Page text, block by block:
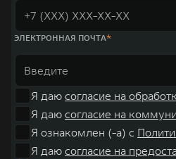
ЭЛЕКТРОННАЯ ПОЧТА
Я даю согласие на
Я даю согласие на
Я ознакомлен (-а) с
Я даю согласие на